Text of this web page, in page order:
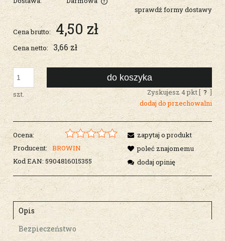
Cena nie zawiera ewentualnych kosztów płatności
sprawdź formy dostawy
Cena brutto: 4,50 zł
Cena netto: 3,66 zł
szt.
do koszyka
Zyskujesz 4pkt [ ? ]
dodaj do przechowalni
Ocena:
Producent:
BROWIN
Kod EAN: 5904816015355
zapytaj o produkt
poleć znajomemu
dodaj opinię
Opis
Bezpieczeństwo